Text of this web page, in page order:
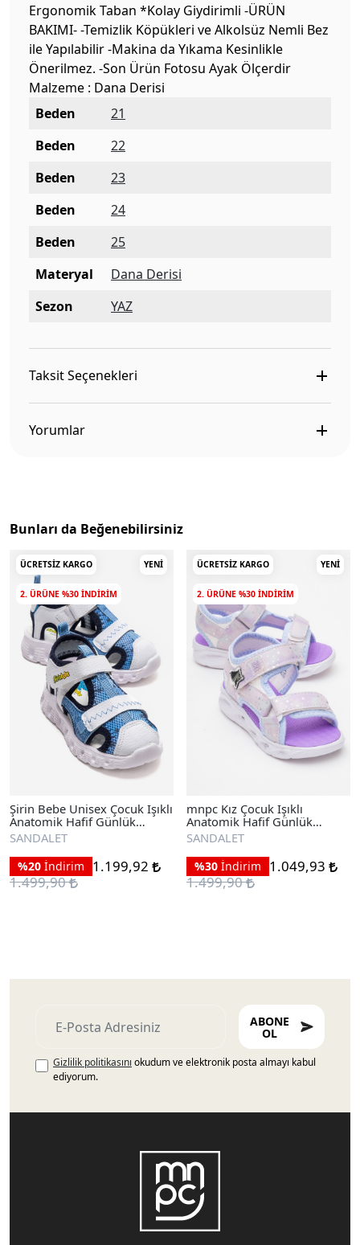
Ergonomik Taban *Kolay Giydirimli -ÜRÜN
BAKIMI- -Temizlik Köpükleri ve Alkolsüz Nemli Bez
ile Yapılabilir -Makina da Yıkama Kesinlikle
Önerilmez. -Son Ürün Fotosu Ayak Ölçerdir
Malzeme : Dana Derisi
Beden
21
Beden
22
Beden
23
Beden
24
Beden
25
Materyal
Dana Derisi
Sezon
YAZ
Taksit Seçenekleri
Yorumlar
Bunları da Beğenebilirsiniz
ÜCRETSIZ KARGO YENI
2. ÜRÜNE %30 INDIRIM
Şirin Bebe Unisex Çocuk Işıklı
Anatomik Hafif Günlük
Sandalet
SANDALET
%20 İndirim
1.199,92
1.499,90
ÜCRETSIZ KARGO YENI
2. ÜRÜNE %30 INDIRIM
mnpc Kız Çocuk Işıklı
Anatomik Hafif Günlük
Sandalet
SANDALET
%30 İndirim
1.049,93
1.499,90
ABONE
OL
Gizlilik politikasını okudum ve elektronik posta almayı kabul
ediyorum.